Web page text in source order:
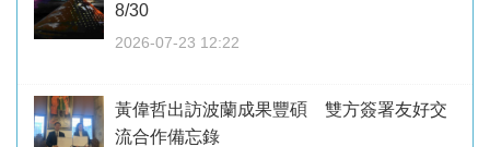
8/30
2026-07-23 12:22
黃偉哲出訪波蘭成果豐碩 雙方簽署友好交
流合作備忘錄